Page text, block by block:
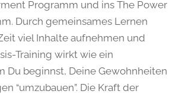
Programm und ins The Power
Durch gemeinsames Lernen
viel Inhalte aufnehmen und
Training wirkt wie ein
Du beginnst, Deine Gewohnheiten
“umzubauen”. Die Kraft der